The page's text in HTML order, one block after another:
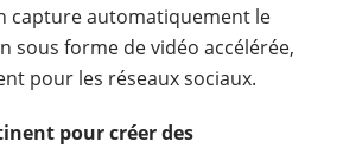
capture automatiquement le
sous forme de vidéo accélérée,
pour les réseaux sociaux.
pour créer des